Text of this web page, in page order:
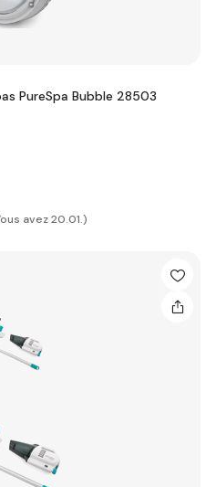
PureSpa Bubble 28503
avez 20.01.)